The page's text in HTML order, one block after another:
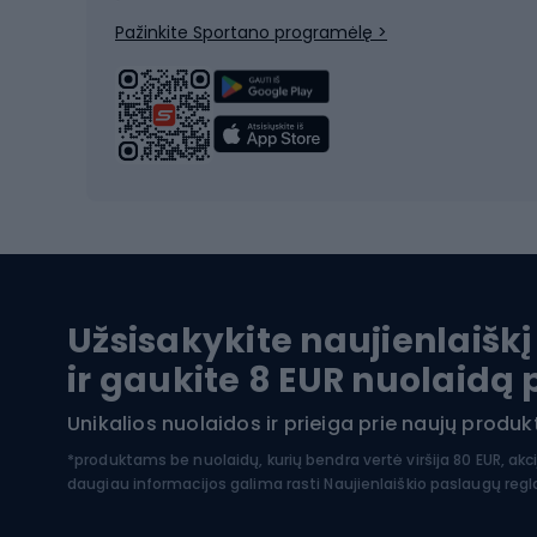
Alpinizmo batai
Turistiniai batai
Vandens sportai
Baidarės
SUP lentos
Hidrokostiumai nardymui
Turistinė apranga
Pažinkite Sportano programėlę >
Užsisakykite naujienlaiškį
ir gaukite 8 EUR
Unikalios nuolaidos ir prieiga prie naujų
*produktams be nuolaidų, kurių bendra vertė viršija 80 EUR,
daugiau informacijos galima rasti Naujienlaiškio paslaugų